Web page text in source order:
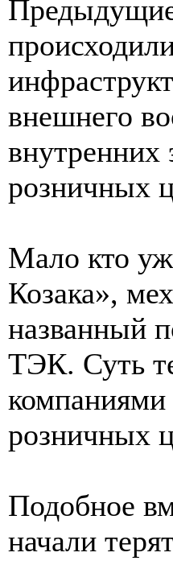
внешнего
внутренних
розничных
Мало кто
Козака»,
названный
ТЭК. Суть
компаниями
розничных
Подобное
начали